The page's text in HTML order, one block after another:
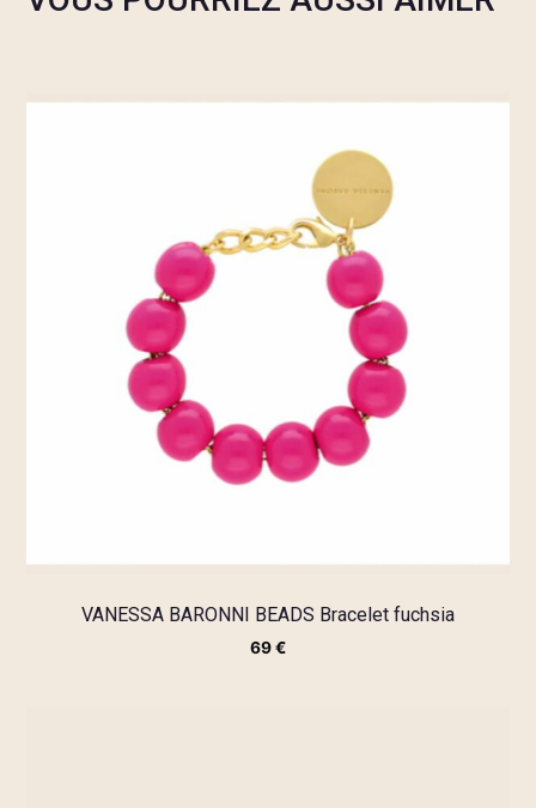
VANESSA BARONNI BEADS Bracelet fuchsia
69€